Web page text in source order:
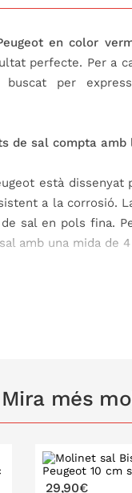
en color
perfecte. Per a
buscat per
de sal compta
està
a la corrosió.
sal en pols fina.
amb una mida de
de sal Bistro:
pebre i sal
en
més
29,90€